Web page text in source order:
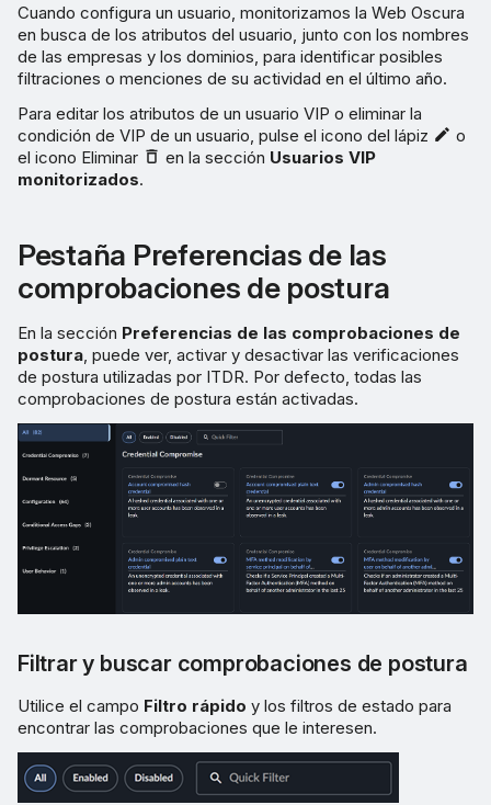
Cuando configura un usuario, monitorizamos la Web Oscura
en busca de los atributos del usuario, junto con los nombres
de las empresas y los dominios, para identificar posibles
filtraciones o menciones de su actividad en el último año.
Para editar los atributos de un usuario VIP o eliminar la
condición de VIP de un usuario, pulse el icono del lápiz
o
el icono Eliminar
en la sección Usuarios VIP
monitorizados.
Pestaña Preferencias de las
comprobaciones de postura
En la sección Preferencias de las comprobaciones de
postura , puede ver, activar y desactivar las verificaciones
de postura utilizadas por ITDR. Por defecto, todas las
comprobaciones de postura están activadas.
Filtrar y buscar comprobaciones de postura
Utilice el campo Filtro rápido y los filtros de estado para
encontrar las comprobaciones que le interesen.